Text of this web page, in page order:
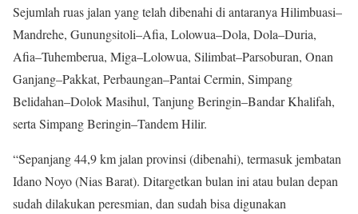
Sejumlah ruas jalan yang telah dibenahi di antaranya Hilimbuasi–
Mandrehe, Gunungsitoli–Afia, Lolowua–Dola, Dola–Duria,
Afia–Tuhemberua, Miga–Lolowua, Silimbat–Parsoburan, Onan
Ganjang–Pakkat, Perbaungan–Pantai Cermin, Simpang
Belidahan–Dolok Masihul, Tanjung Beringin–Bandar Khalifah,
serta Simpang Beringin–Tandem Hilir.
“Sepanjang 44,9 km jalan provinsi (dibenahi), termasuk jembatan
Idano Noyo (Nias Barat). Ditargetkan bulan ini atau bulan depan
sudah dilakukan peresmian, dan sudah bisa digunakan